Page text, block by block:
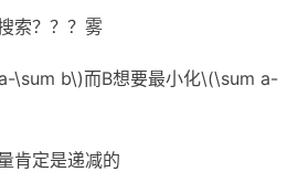
索？？？雾
\sum b\)而B想要最小化\(\sum a-
肯定是递减的